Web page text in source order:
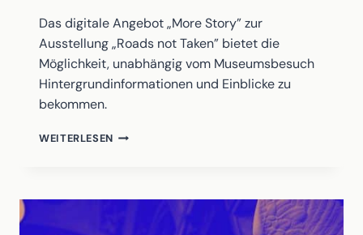
Das digitale Angebot „More Story” zur
Ausstellung „Roads not Taken” bietet die
Möglichkeit, unabhängig vom Museumsbesuch
Hintergrundinformationen und Einblicke zu
bekommen.
WEITERLESEN MORE
TAKEN.